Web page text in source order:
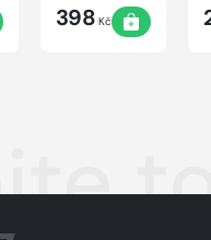
398 Kč